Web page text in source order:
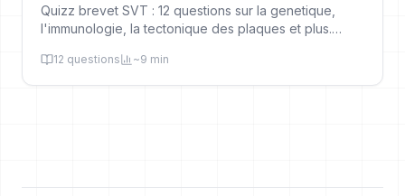
Sciences
Quizz brevet SVT : 12 questions sur la genetique,
l'immunologie, la tectonique des plaques et plus.
12 questions ~9 min